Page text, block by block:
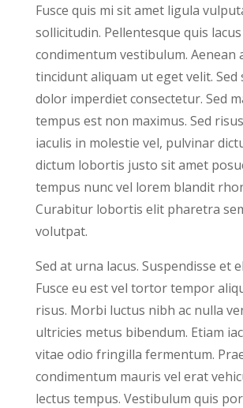
Fusce quis mi sit amet ligula
sollicitudin. Pellentesque quis
condimentum vestibulum. Aenean
tincidunt aliquam ut eget velit. Sed
dolor imperdiet consectetur. Sed
tempus est non maximus. Sed
iaculis in molestie vel, pulvinar
dictum lobortis justo sit amet
tempus nunc vel lorem blandit
Curabitur lobortis elit pharetra
volutpat.
Sed at urna lacus. Suspendisse et
Fusce eu est vel tortor tempor
risus. Morbi luctus nibh ac nulla
ultricies metus bibendum. Etiam
vitae odio fringilla fermentum.
condimentum mauris vel erat
lectus tempus. Vestibulum quis